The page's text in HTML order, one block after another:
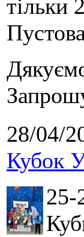
тільки
28/04/
Кубок
25-